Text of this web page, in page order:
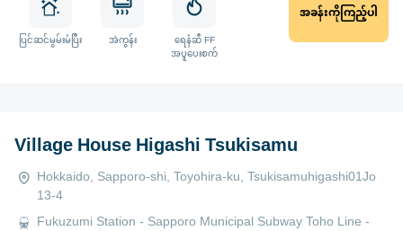
ပြင်ဆင်မွမ်းမံပြီး အဲကွန်း ရေနံဆီ FF
အပူပေးစက်
အခန်းကိုကြည့်ပါ
Village House Higashi Tsukisamu
Hokkaido, Sapporo-shi, Toyohira-ku, Tsukisamuhigashi01Jo
13-4
Fukuzumi Station - Sapporo Municipal Subway Toho Line -